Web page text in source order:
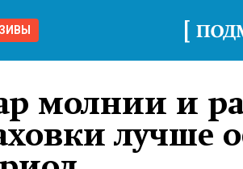
молнии и
лучше